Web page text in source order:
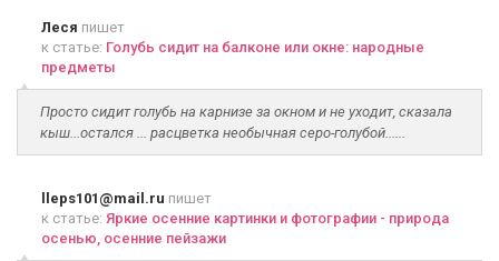
Леся пишет
к статье: Голубь сидит на балконе или окне: народные
предметы
Просто сидит голубь на карнизе за окном и не уходит, сказала
кыш...остался ... расцветка необычная серо-голубой......
lleps101@mail.ru пишет
к статье: Яркие осенние картинки и фотографии - природа
осенью, осенние пейзажи